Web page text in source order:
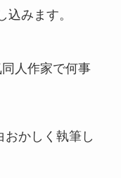
みます。
人作家で何事
かしく執筆し